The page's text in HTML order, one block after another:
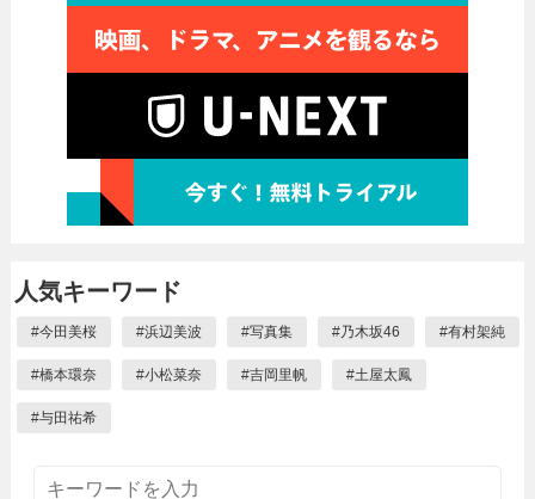
人気キーワード
#今田美桜 #浜辺美波 #写真集 #乃木坂46 #有村架純
#橋本環奈 #小松菜奈 #吉岡里帆 #土屋太鳳
#与田祐希